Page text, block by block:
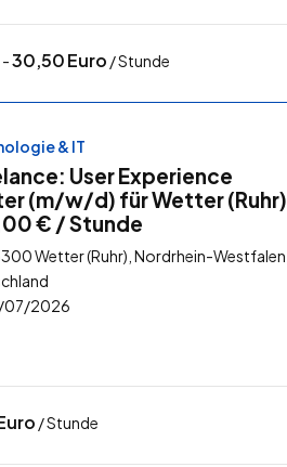
-30,50Euro / Stunde
& IT
User Experience
(m/w/d) für Wetter (Ruhr)
€ / Stunde
Wetter (Ruhr), Nordrhein-Westfalen,
07/2026
/ Stunde